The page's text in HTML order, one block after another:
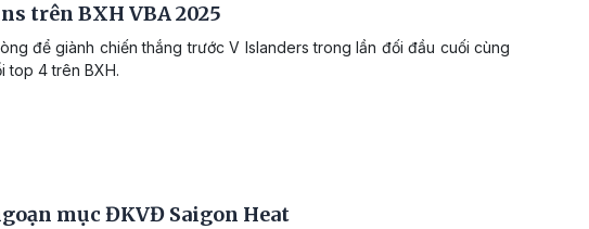
trên BXH VBA 2025
để giành chiến thắng trước V Islanders trong lần đối đầu cuối cùng
top 4 trên BXH.
mục ĐKVĐ Saigon Heat